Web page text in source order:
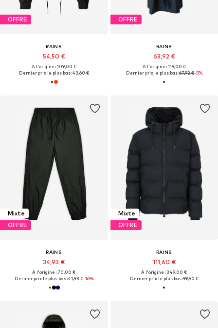
OFFRE
RAINS
54,50 €
À l'origine : 109,00 €
Dernier prix le plus bas :43,60 €
OFFRE
RAINS
63,92 €
À l'origine : 119,00 €
Dernier prix le plus bas :67,92 €-5%
Mixte
OFFRE
RAINS
34,93 €
À l'origine : 70,00 €
Dernier prix le plus bas :41,93 €-16%
Mixte
OFFRE
RAINS
111,60 €
À l'origine : 349,00 €
Dernier prix le plus bas :99,90 €